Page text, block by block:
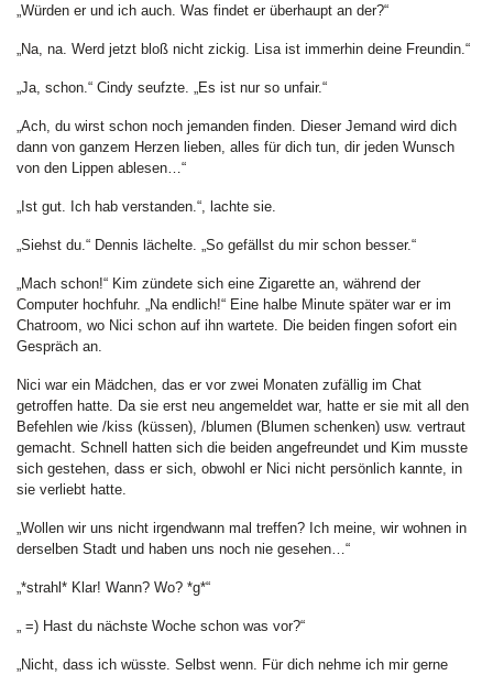
„Würden er und ich auch. Was findet er überhaupt an der?“
„Na, na. Werd jetzt bloß nicht zickig. Lisa ist immerhin deine Freundin.“
„Ja, schon.“ Cindy seufzte. „Es ist nur so unfair.“
„Ach, du wirst schon noch jemanden finden. Dieser Jemand wird dich
dann von ganzem Herzen lieben, alles für dich tun, dir jeden Wunsch
von den Lippen ablesen…“
„Ist gut. Ich hab verstanden.“, lachte sie.
„Siehst du.“ Dennis lächelte. „So gefällst du mir schon besser.“
„Mach schon!“ Kim zündete sich eine Zigarette an, während der
Computer hochfuhr. „Na endlich!“ Eine halbe Minute später war er im
Chatroom, wo Nici schon auf ihn wartete. Die beiden fingen sofort ein
Gespräch an.
Nici war ein Mädchen, das er vor zwei Monaten zufällig im Chat
getroffen hatte. Da sie erst neu angemeldet war, hatte er sie mit all den
Befehlen wie /kiss (küssen), /blumen (Blumen schenken) usw. vertraut
gemacht. Schnell hatten sich die beiden angefreundet und Kim musste
sich gestehen, dass er sich, obwohl er Nici nicht persönlich kannte, in
sie verliebt hatte.
„Wollen wir uns nicht irgendwann mal treffen? Ich meine, wir wohnen in
derselben Stadt und haben uns noch nie gesehen…“
„*strahl* Klar! Wann? Wo? *g*“
„ =) Hast du nächste Woche schon was vor?“
„Nicht, dass ich wüsste. Selbst wenn. Für dich nehme ich mir gerne